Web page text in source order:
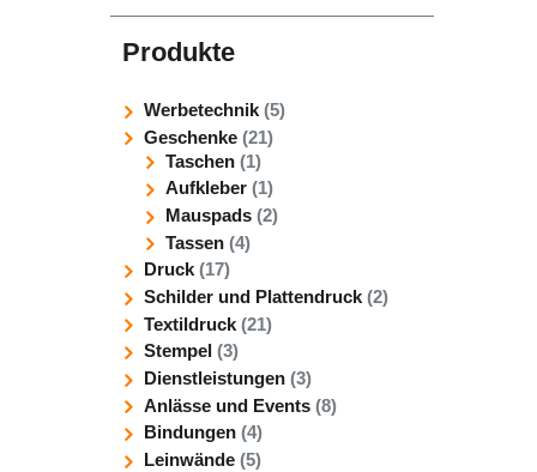
Produkte
Werbetechnik (5)
Geschenke (21)
Taschen (1)
Aufkleber (1)
Mauspads (2)
Tassen (4)
Druck (17)
Schilder und Plattendruck (2)
Textildruck (21)
Stempel (3)
Dienstleistungen (3)
Anlässe und Events (8)
Bindungen (4)
Leinwände (5)